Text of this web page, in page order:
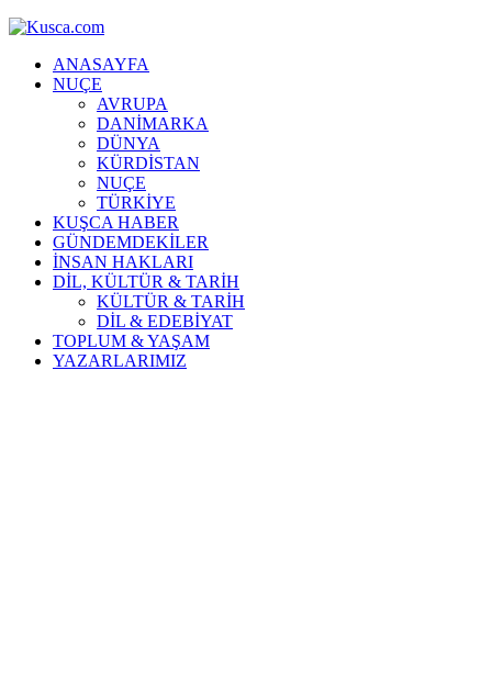
ANASAYFA
NUÇE
AVRUPA
DANİMARKA
DÜNYA
KÜRDİSTAN
NUÇE
TÜRKİYE
KUŞCA HABER
GÜNDEMDEKİLER
İNSAN HAKLARI
DİL, KÜLTÜR & TARİH
KÜLTÜR & TARİH
DİL & EDEBİYAT
TOPLUM & YAŞAM
YAZARLARIMIZ